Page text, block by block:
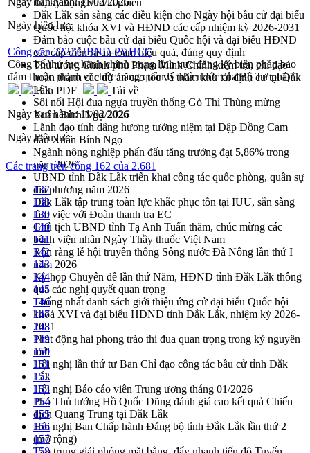
tin, kỳ vọng vào lá phiếu
Đắk Lắk sẵn sàng các điều kiện cho Ngày hội bầu cử đại biểu
Quốc hội khóa XVI và HĐND các cấp nhiệm kỳ 2026-2031
Đảm bảo cuộc bầu cử đại biểu Quốc hội và đại biểu HĐND
các cấp diễn ra an toàn, hiệu quả, đúng quy định
Thủ tướng Chính phủ Phạm Minh Chính kiểm tra, chỉ đạo
hoàn thành các dự án cao tốc và thăm khu tái định cư tại Đắk
Lắk
Sôi nổi Hội đua ngựa truyền thống Gò Thì Thùng mừng
Xuân Bính Ngọ 2026
Lãnh đạo tỉnh dâng hương tưởng niệm tại Đập Đồng Cam
đầu Xuân Bính Ngọ
Ngành nông nghiệp phấn đấu tăng trưởng đạt 5,86% trong
năm 2026
UBND tỉnh Đắk Lắk triển khai công tác quốc phòng, quân sự
địa phương năm 2026
Đắk Lắk tập trung toàn lực khắc phục tồn tại IUU, sẵn sàng
làm việc với Đoàn thanh tra EC
Chủ tịch UBND tỉnh Tạ Anh Tuấn thăm, chúc mừng các
bệnh viện nhân Ngày Thầy thuốc Việt Nam
Rộn ràng lễ hội truyền thống Sông nước Đà Nông lần thứ I
năm 2026
Kỳ họp Chuyên đề lần thứ Năm, HĐND tỉnh Đắk Lắk thông
qua các nghị quyết quan trọng
Thống nhất danh sách giới thiệu ứng cử đại biểu Quốc hội
khoá XVI và đại biểu HĐND tỉnh Đắk Lắk, nhiệm kỳ 2026-
2031
Phát động hai phong trào thi đua quan trọng trong kỷ nguyên
mới
Hội nghị lần thứ tư Ban Chỉ đạo công tác bầu cử tỉnh Đắk
Lắk
Hội nghị Báo cáo viên Trung ương tháng 01/2026
Phó Thủ tướng Hồ Quốc Dũng đánh giá cao kết quả Chiến
dịch Quang Trung tại Đắk Lắk
Hội nghị Ban Chấp hành Đảng bộ tỉnh Đắk Lắk lần thứ 2
(mở rộng)
Ngày hiệu lực:
Công văn 2227/UBND-PVHCC
Công bố thủ tục hành chính trong lĩnh vực đăng ký biện pháp bảo
đảm thuộc phạm vi chức năng quản lý nhà nước của Bộ Tư pháp
Bản PDF
Tải về
Ngày ban hành:11/02/2026
Ngày hiệu lực:
Các trang trên cổng 162 của 2.681
137
138
139
140
141
142
143
144
145
146
147
148
149
150
151
152
153
154
155
156
157